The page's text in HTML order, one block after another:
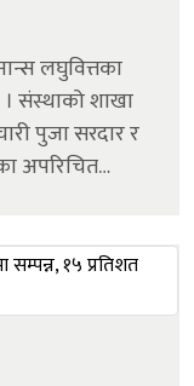
लघुवित्तका
संस्थाको शाखा
पुजा सरदार र
अपरिचित